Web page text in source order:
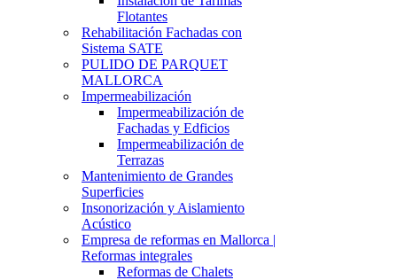
Flotantes
Rehabilitación Fachadas con
Sistema SATE
PULIDO DE PARQUET
MALLORCA
Impermeabilización
Impermeabilización de
Fachadas y Edficios
Impermeabilización de
Terrazas
Mantenimiento de Grandes
Superficies
Insonorización y Aislamiento
Acústico
Empresa de reformas en Mallorca |
Reformas integrales
Reformas de Chalets